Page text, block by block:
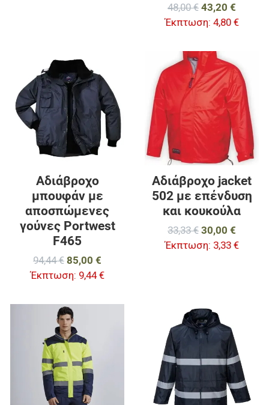
48,00 € 43,20 €
Έκπτωση: 4,80 €
Προσθήκη στα αγαπημένα
Προσθήκη για σύγκριση
Γρήγορη ματιά
Αδιάβροχο
μπουφάν με
αποσπώμενες
γούνες Portwest
F465
94,44 € 85,00 €
Έκπτωση: 9,44 €
Αδιάβροχο jacket
502 με επένδυση
και κουκούλα
33,33 € 30,00 €
Έκπτωση: 3,33 €
Προσθήκη στα αγαπημένα
Προσθήκη για σύγκριση
Γρήγορη ματιά